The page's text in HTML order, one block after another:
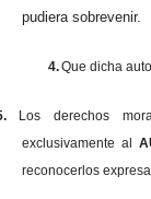
pudiera sobrevenir.
4.Que dicha
Los derechos
exclusivamente al
reconocerlos